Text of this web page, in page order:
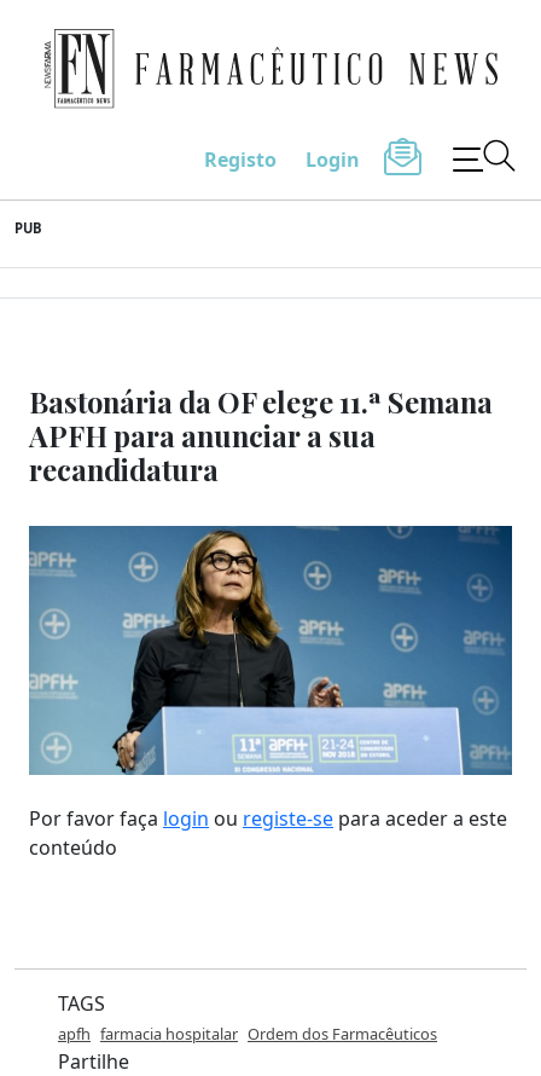
to
content
Farmacêutico News
Registo Login
PUB
Bastonária da OF elege 11.ª Semana
APFH para anunciar a sua
recandidatura
Por favor faça login ou registe-se para aceder a este
conteúdo
TAGS
apfh farmacia hospitalar Ordem dos Farmacêuticos
Partilhe